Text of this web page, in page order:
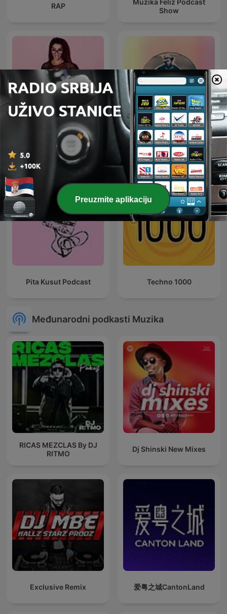
RAP
Show
Techno Blues Club
Pita Kusut Podcast Techno 1000
Međunarodni podkasti Muzika
RICAS MEZCLAS By DJ
RITMO
Dj Shinski New Mixes
Exclusive Remix 爱粤之城CantonLand
Preuzmite aplikaciju